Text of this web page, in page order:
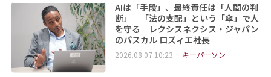
AIは「手段」、最終責任は「人間の判
断」 「法の支配」という「傘」で人
を守る レクシスネクシス・ジャパン
のパスカル ロズィエ社長
2026.08.07 10:23 キーパーソン